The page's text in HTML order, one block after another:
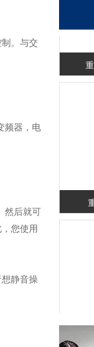
。与交
频器，电
然后就可
您使用
静音操